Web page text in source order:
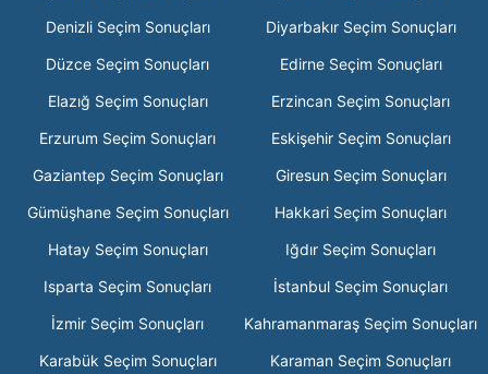
Denizli Seçim Sonuçları
Diyarbakır Seçim Sonuçları
Düzce Seçim Sonuçları
Edirne Seçim Sonuçları
Elazığ Seçim Sonuçları
Erzincan Seçim Sonuçları
Erzurum Seçim Sonuçları
Eskişehir Seçim Sonuçları
Gaziantep Seçim Sonuçları
Giresun Seçim Sonuçları
Gümüşhane Seçim Sonuçları
Hakkari Seçim Sonuçları
Hatay Seçim Sonuçları
Iğdır Seçim Sonuçları
Isparta Seçim Sonuçları
İstanbul Seçim Sonuçları
İzmir Seçim Sonuçları
Kahramanmaraş Seçim Sonuçları
Karabük Seçim Sonuçları
Karaman Seçim Sonuçları